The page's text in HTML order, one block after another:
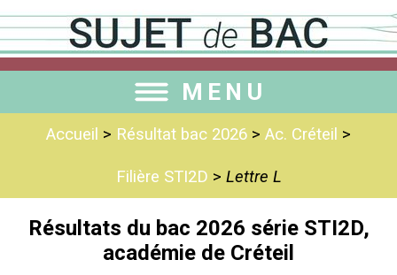
MENU
Accueil > Résultat bac 2026 > Ac. Créteil >
Filière STI2D > Lettre L
Résultats du bac 2026 série STI2D,
académie de Créteil